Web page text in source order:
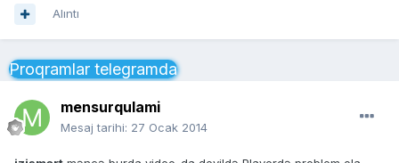
Alıntı
Proqramlar telegramda
mensurqulami
Mesaj tarihi: 27 Ocak 2014